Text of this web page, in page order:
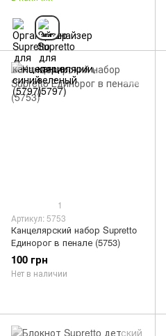
1
Артикул: 5753
Канцелярский набор Supretto
Единорог в пенале (5753)
100 грн
Нет в наличии